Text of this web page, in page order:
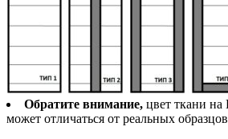
Обратите внимание, цвет ткани
может отличаться от реальных